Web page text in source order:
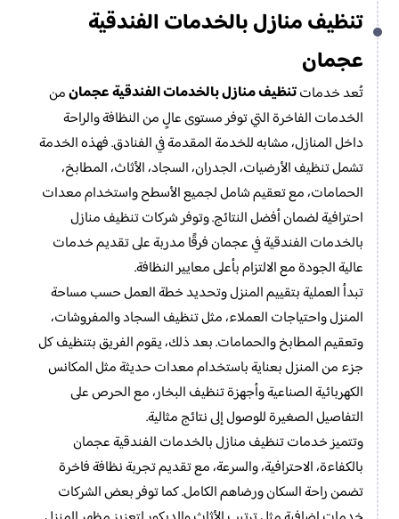
تنظيف منازل بالخدمات الفندقية
عجمان
تُعد خدماتتنظيف منازل بالخدمات الفندقية عجمانمن
الخدمات الفاخرة التي توفر مستوى عالٍ من النظافة والراحة
داخل المنازل، مشابه للخدمة المقدمة في الفنادق. فهذه الخدمة
تشمل تنظيف الأرضيات، الجدران، السجاد، الأثاث، المطابخ،
الحمامات، مع تعقيم شامل لجميع الأسطح واستخدام معدات
احترافية لضمان أفضل النتائج. وتوفر شركات تنظيف منازل
بالخدمات الفندقية في عجمان فرقًا مدربة على تقديم خدمات
عالية الجودة مع الالتزام بأعلى معايير النظافة.
تبدأ العملية بتقييم المنزل وتحديد خطة العمل حسب مساحة
المنزل واحتياجات العملاء، مثل تنظيف السجاد والمفروشات،
وتعقيم المطابخ والحمامات. بعد ذلك، يقوم الفريق بتنظيف كل
جزء من المنزل بعناية باستخدام معدات حديثة مثل المكانس
الكهربائية الصناعية وأجهزة تنظيف البخار، مع الحرص على
التفاصيل الصغيرة للوصول إلى نتائج مثالية.
وتتميز خدمات تنظيف منازل بالخدمات الفندقية عجمان
بالكفاءة، الاحترافية، والسرعة، مع تقديم تجربة نظافة فاخرة
تضمن راحة السكان ورضاهم الكامل. كما توفر بعض الشركات